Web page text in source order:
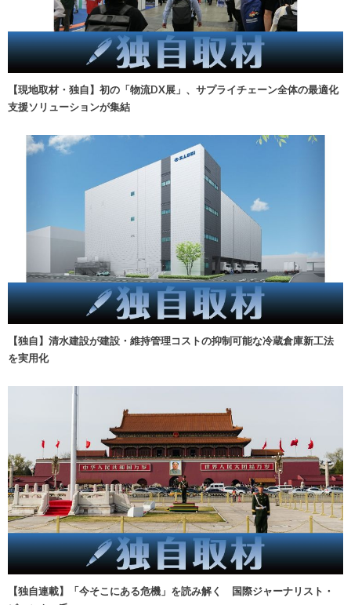
【現地取材・独自】初の「物流DX展」、サプライチェーン全体の最適化
支援ソリューションが集結
【独自】清水建設が建設・維持管理コストの抑制可能な冷蔵倉庫新工法
を実用化
【独自連載】「今そこにある危機」を読み解く 国際ジャーナリスト・